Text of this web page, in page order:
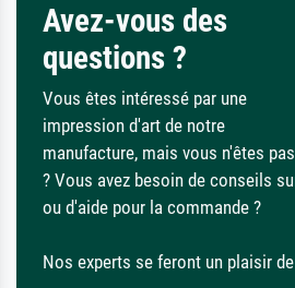
Avez-vous des
questions ?
Vous êtes intéressé par une
impression d'art de notre
manufacture, mais vous n'êtes
? Vous avez besoin de conseils
ou d'aide pour la commande ?
Nos experts se feront un plaisir